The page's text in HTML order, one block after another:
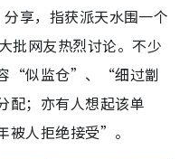
享，指获派天水围一个
批网友热烈讨论。不少
“似监仓”、“细过劏
配；亦有人想起该单
被人拒绝接受”。